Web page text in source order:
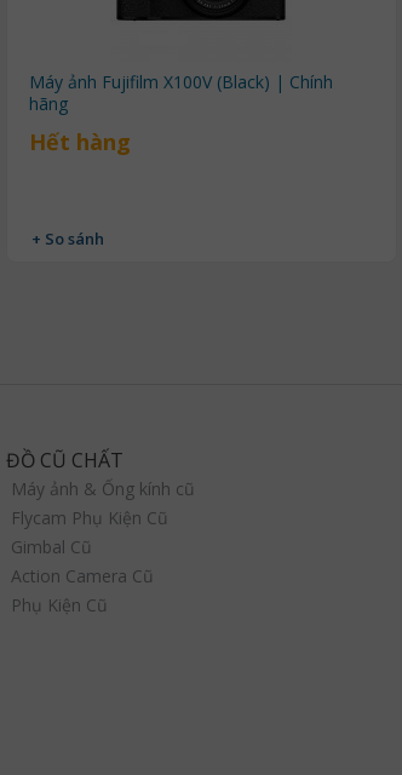
Máy ảnh Fujifilm X100V (Black) | Chính
hãng
Hết hàng
+ So sánh
ĐỒ CŨ CHẤT
Máy ảnh & Ống kính cũ
Flycam Phụ Kiện Cũ
Gimbal Cũ
Action Camera Cũ
Phụ Kiện Cũ